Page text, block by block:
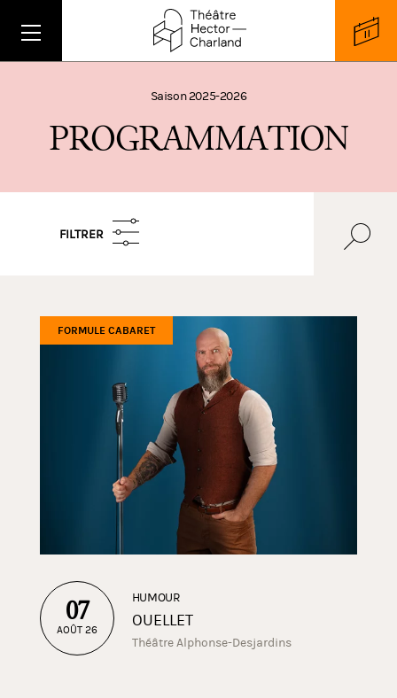
Saison 2025-2026
PROGRAMMATION
FILTRER
FORMULE CABARET
07
AOÛT 26
HUMOUR
OUELLET
Théâtre Alphonse-Desjardins